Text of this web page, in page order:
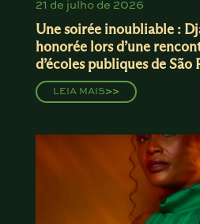
21 de julho de 2026
Une soirée inoubliable :
honorée lors d’une
d’écoles publiques de São
LEIA MAIS>>